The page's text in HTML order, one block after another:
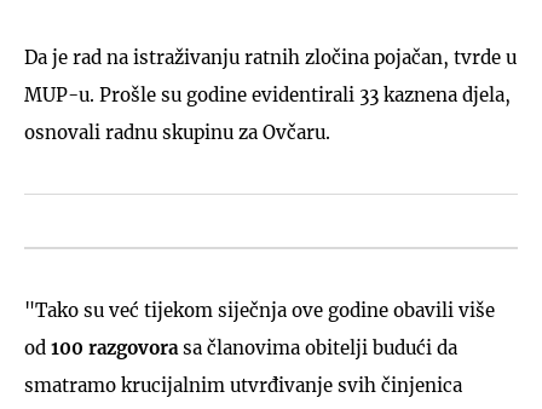
Da je rad na istraživanju ratnih zločina pojačan, tvrde u
MUP-u. Prošle su godine evidentirali 33 kaznena djela,
osnovali radnu skupinu za Ovčaru.
"Tako su već tijekom siječnja ove godine obavili više
od 100 razgovora sa članovima obitelji budući da
smatramo krucijalnim utvrđivanje svih činjenica